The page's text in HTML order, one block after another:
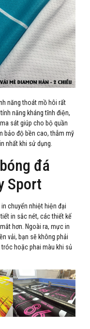
năng thoát mồ hôi rất
năng kháng tĩnh điện,
sát giúp cho bộ quần
bảo độ bền cao, thẫm mỹ
nhất khi sử dụng.
đá
Sport
chuyển nhiệt hiện đại
in sắc nét, các thiết kế
hơn. Ngoài ra, mực in
vải, bạn sẽ không phải
hoặc phai màu khi sủ